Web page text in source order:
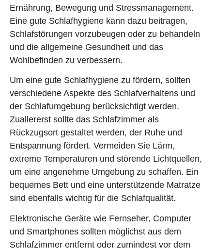
Ernährung, Bewegung und Stressmanagement.
Eine gute Schlafhygiene kann dazu beitragen,
Schlafstörungen vorzubeugen oder zu behandeln
und die allgemeine Gesundheit und das
Wohlbefinden zu verbessern.
Um eine gute Schlafhygiene zu fördern, sollten
verschiedene Aspekte des Schlafverhaltens und
der Schlafumgebung berücksichtigt werden.
Zuallererst sollte das Schlafzimmer als
Rückzugsort gestaltet werden, der Ruhe und
Entspannung fördert. Vermeiden Sie Lärm,
extreme Temperaturen und störende Lichtquellen,
um eine angenehme Umgebung zu schaffen. Ein
bequemes Bett und eine unterstützende Matratze
sind ebenfalls wichtig für die Schlafqualität.
Elektronische Geräte wie Fernseher, Computer
und Smartphones sollten möglichst aus dem
Schlafzimmer entfernt oder zumindest vor dem